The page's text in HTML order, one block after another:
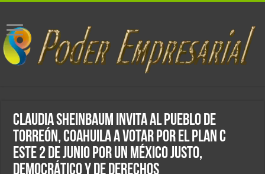
CLAUDIA SHEINBAUM INVITA AL PUEBLO DE
TORREÓN, COAHUILA A VOTAR POR EL PLAN C
ESTE 2 DE JUNIO POR UN MÉXICO JUSTO,
DEMOCRÁTICO Y DE DERECHOS